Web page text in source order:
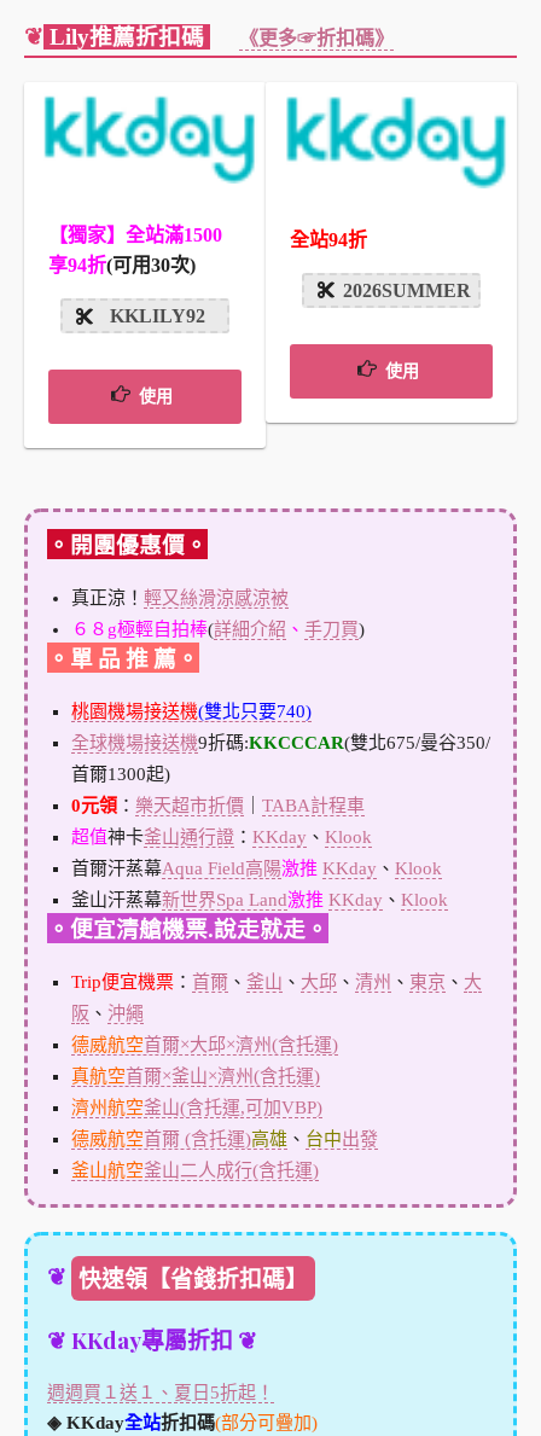
❦ Lily推薦折扣碼 《更多☞折扣碼》
【獨家】全站滿1500
享94折(可用30次)
KKLILY92
使用
全站94折
2026SUMMER
使用
。開團優惠價。
真正涼！ 輕又絲滑涼感涼被
６８g極輕自拍棒(詳細介紹 、 手刀買)
。單 品 推 薦。
桃園機場接送機(雙北只要740)
全球機場接送機9折碼:KKCCCAR(雙北675/曼谷350/
首爾1300起)
0元領： 樂天超市折價
TABA計程車
超值神卡釜山通行證： KKday 、 Klook
首爾汗蒸幕Aqua Field高陽激推 KKday 、 Klook
釜山汗蒸幕新世界Spa Land激推 KKday 、 Klook
。便宜清艙機票.說走就走。
Trip便宜機票： 首爾 、 釜山 、 大邱 、 清州 、 東京 、 大
阪 、 沖繩
德威航空首爾×大邱×濟州(含托運)
真航空首爾×釜山×濟州(含托運)
濟州航空釜山(含托運,可加VBP)
德威航空首爾 (含托運)高雄 、 台中出發
釜山航空釜山二人成行(含托運)
❦ 快速領【省錢折扣碼】
❦ KKday專屬折扣 ❦
週週買１送１、夏日5折起！
◈ KKday全站折扣碼(部分可疊加)